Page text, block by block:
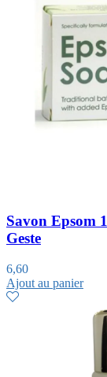
Savon Epsom
Geste
6,60
Ajout au panier